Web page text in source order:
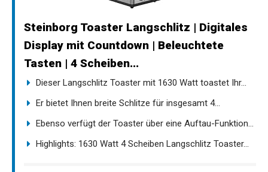
Steinborg Toaster Langschlitz | Digitales
Display mit Countdown | Beleuchtete
Tasten | 4 Scheiben...
Dieser Langschlitz Toaster mit 1630 Watt toastet Ihr...
Er bietet Ihnen breite Schlitze für insgesamt 4...
Ebenso verfügt der Toaster über eine Auftau-Funktion...
Highlights: 1630 Watt 4 Scheiben Langschlitz Toaster...